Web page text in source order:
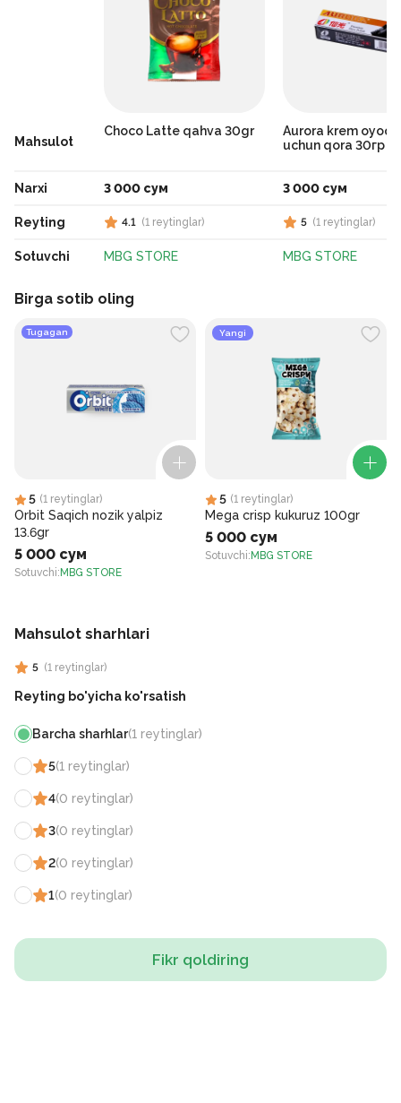
Mahsulot
Narxi
Reyting
Sotuvchi
Сhoco Latte qahva 30gr
3 000 сум
4.1 (1 reytinglar)
MBG STORE
Aurora krem oyoq
uchun qora 30гр
3 000 сум
5 (1 reytinglar)
MBG STORE
Birga sotib oling
Tugagan
5 (1 reytinglar)
Orbit Saqich nozik yalpiz
13.6gr
5 000 сум
Sotuvchi: MBG STORE
Yangi
5 (1 reytinglar)
Mega crisp kukuruz 100gr
5 000 сум
Sotuvchi: MBG STORE
Mahsulot sharhlari
5 (1 reytinglar)
Reyting bo'yicha ko'rsatish
Barcha sharhlar(1 reytinglar)
5(1 reytinglar)
4(0 reytinglar)
3(0 reytinglar)
2(0 reytinglar)
1(0 reytinglar)
Fikr qoldiring